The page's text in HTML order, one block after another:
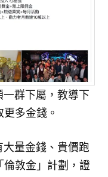
群下屬，教導下
多金錢。
大量金錢、貴價跑
敦金」計劃，證